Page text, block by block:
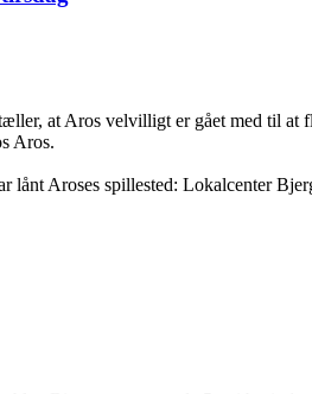
at Aros velvilligt er gået med til
Aros.
lånt Aroses spillested: Lokalcenter